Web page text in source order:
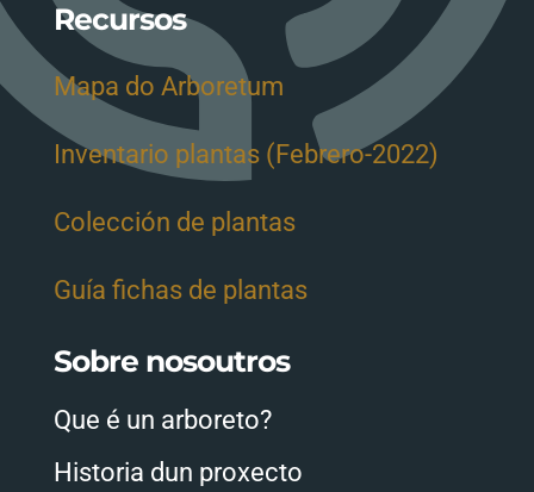
Recursos
Mapa do Arboretum
Inventario plantas (Febrero-2022)
Colección de plantas
Guía fichas de plantas
Sobre nosoutros
Que é un arboreto?
Historia dun proxecto